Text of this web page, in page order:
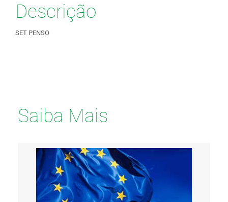
Descrição
SET PENSO
Saiba Mais